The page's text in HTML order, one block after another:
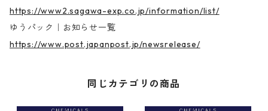
https://www2.sagawa-exp.co.jp/information/list/
ゆうパック｜お知らせ一覧
https://www.post.japanpost.jp/newsrelease/
同じカテゴリの商品